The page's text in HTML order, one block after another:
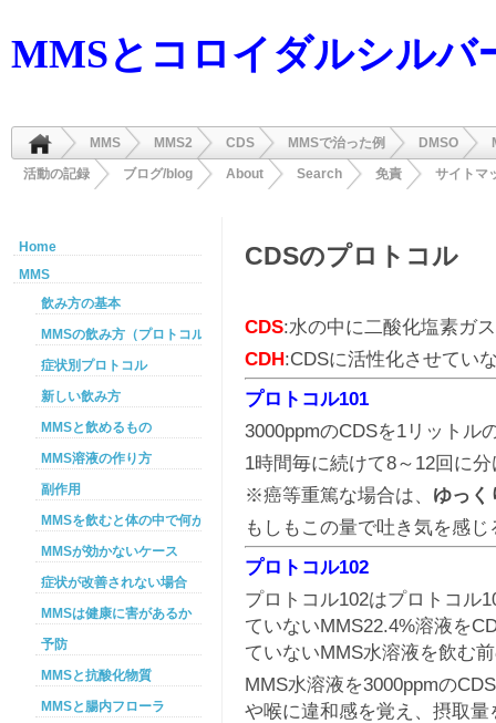
MMSとコロイダルシルバ
MMS MMS2 CDS MMSで治った例 DMSO
活動の記録
ブログ/blog About Search 免責 サイトマ
CDSのプロトコル
CDS:水の中に二酸化塩素ガス
CDH:CDSに活性化させてい
プロトコル101
3000ppmのCDSを1リットル
1時間毎に続けて8～12回に
※癌等重篤な場合は、 ゆっく
もしもこの量で吐き気を感
プロトコル102
プロトコル102はプロトコル
ていないMMS22.4%溶液を
ていないMMS水溶液を飲む
MMS水溶液を3000ppmの
や喉に違和感を覚え、摂取
Home
MMS
飲み方の基本
MMSの飲み方（プロトコル）
症状別プロトコル
新しい飲み方
MMSと飲めるもの
MMS溶液の作り方
副作用
MMSを飲むと体の中で何が起こるか
MMSが効かないケース
症状が改善されない場合
MMSは健康に害があるか
予防
MMSと抗酸化物質
MMSと腸内フローラ